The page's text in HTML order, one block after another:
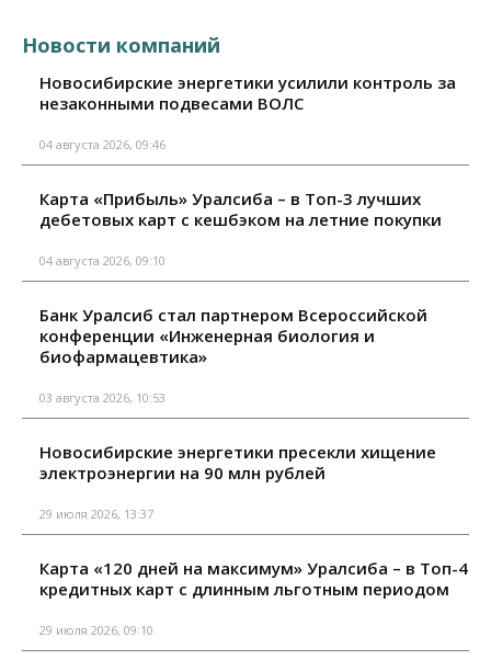
Новости компаний
Новосибирские энергетики усилили контроль за
незаконными подвесами ВОЛС
04 августа 2026, 09:46
Карта «Прибыль» Уралсиба – в Топ-3 лучших
дебетовых карт с кешбэком на летние покупки
04 августа 2026, 09:10
Банк Уралсиб стал партнером Всероссийской
конференции «Инженерная биология и
биофармацевтика»
03 августа 2026, 10:53
Новосибирские энергетики пресекли хищение
электроэнергии на 90 млн рублей
29 июля 2026, 13:37
Карта «120 дней на максимум» Уралсиба – в Топ-4
кредитных карт с длинным льготным периодом
29 июля 2026, 09:10